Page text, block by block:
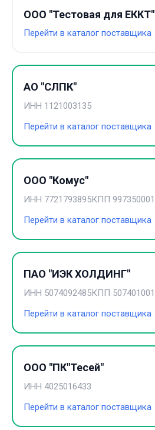
ООО "Тестовая для ЕККТ"
Перейти в каталог поставщика
АО "СЛПК"
ИНН 1121003135
Перейти в каталог поставщика
ООО "Комус"
ИНН 7721793895КПП 997350001
Перейти в каталог поставщика
ПАО "ИЭК ХОЛДИНГ"
ИНН 5074092485КПП 507401001
Перейти в каталог поставщика
ООО "ПК"Тесей"
ИНН 4025016433
Перейти в каталог поставщика